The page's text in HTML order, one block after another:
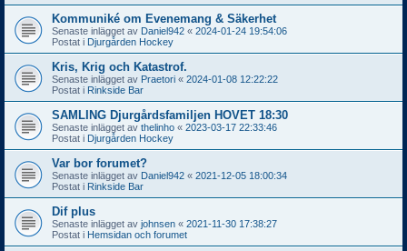
Kommuniké om Evenemang & Säkerhet
Senaste inlägget av Daniel942 « 2024-01-24 19:54:06
Postat i Djurgården Hockey
Kris, Krig och Katastrof.
Senaste inlägget av Praetori « 2024-01-08 12:22:22
Postat i Rinkside Bar
SAMLING Djurgårdsfamiljen HOVET 18:30
Senaste inlägget av thelinho « 2023-03-17 22:33:46
Postat i Djurgården Hockey
Var bor forumet?
Senaste inlägget av Daniel942 « 2021-12-05 18:00:34
Postat i Rinkside Bar
Dif plus
Senaste inlägget av johnsen « 2021-11-30 17:38:27
Postat i Hemsidan och forumet